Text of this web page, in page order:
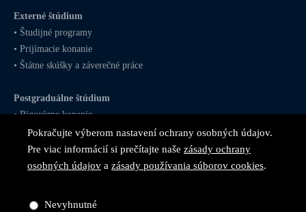
Externé štúdium
• Študijné programy
•Prijímacie konanie
• Štátne skúšky a záverečné práce
Postgraduálne štúdium
•Rigorózne konanie
Pokračujte výberom nastavení ochrany osobných údajov.
Pre viac informácií si prečítajte našezásady ochrany
osobných údajov azásady používania súborov cookies.
Nevyhnutné